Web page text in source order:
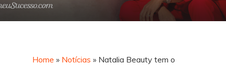
Home » Notícias » Natalia Beauty tem o